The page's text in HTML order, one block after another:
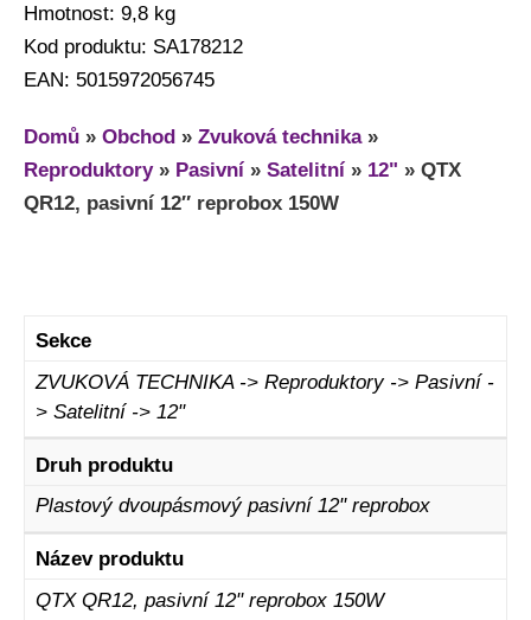
Hmotnost: 9,8 kg
Kod produktu: SA178212
EAN: 5015972056745
Domů » Obchod » Zvuková technika»
Reproduktory» Pasivní » Satelitní » 12" » QTX
QR12, pasivní 12″ reprobox 150W
Sekce
ZVUKOVÁ TECHNIKA -> Reproduktory -> Pasivní -
> Satelitní -> 12"
Druh produktu
Plastový dvoupásmový pasivní 12" reprobox
Název produktu
QTX QR12, pasivní 12" reprobox 150W